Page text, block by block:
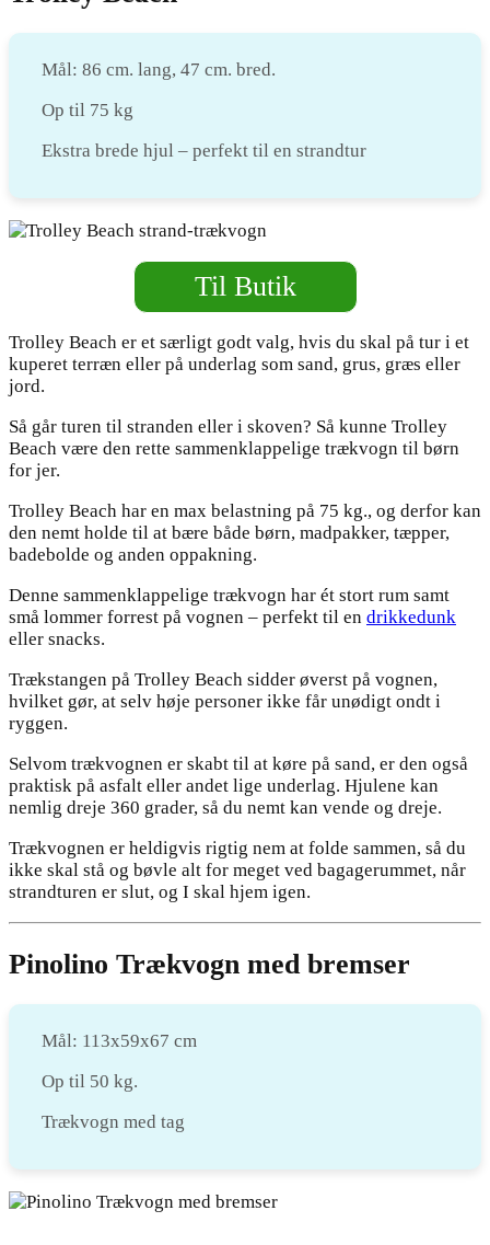
Mål: 86 cm. lang, 47 cm. bred.
Op til 75 kg
Ekstra brede hjul – perfekt til en strandtur
Til Butik
Trolley Beach er et særligt godt valg, hvis du skal på tur i et
kuperet terræn eller på underlag som sand, grus, græs eller
jord.
Så går turen til stranden eller i skoven? Så kunne Trolley
Beach være den rette sammenklappelige trækvogn til børn
for jer.
Trolley Beach har en max belastning på 75 kg., og derfor kan
den nemt holde til at bære både børn, madpakker, tæpper,
badebolde og anden oppakning.
Denne sammenklappelige trækvogn har ét stort rum samt
små lommer forrest på vognen – perfekt til en drikkedunk
eller snacks.
Trækstangen på Trolley Beach sidder øverst på vognen,
hvilket gør, at selv høje personer ikke får unødigt ondt i
ryggen.
Selvom trækvognen er skabt til at køre på sand, er den også
praktisk på asfalt eller andet lige underlag. Hjulene kan
nemlig dreje 360 grader, så du nemt kan vende og dreje.
Trækvognen er heldigvis rigtig nem at folde sammen, så du
ikke skal stå og bøvle alt for meget ved bagagerummet, når
strandturen er slut, og I skal hjem igen.
Pinolino Trækvogn med bremser
Mål: 113x59x67 cm
Op til 50 kg.
Trækvogn med tag